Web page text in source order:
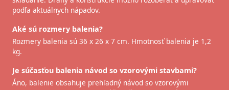
podľa aktuálnych nápadov.
Aké sú rozmery balenia?
Rozmery balenia sú 36 x 26 x 7 cm. Hmotnosť balenia je 1,2
kg.
Je súčasťou balenia návod so vzorovými stavbami?
Áno, balenie obsahuje prehľadný návod so vzorovými